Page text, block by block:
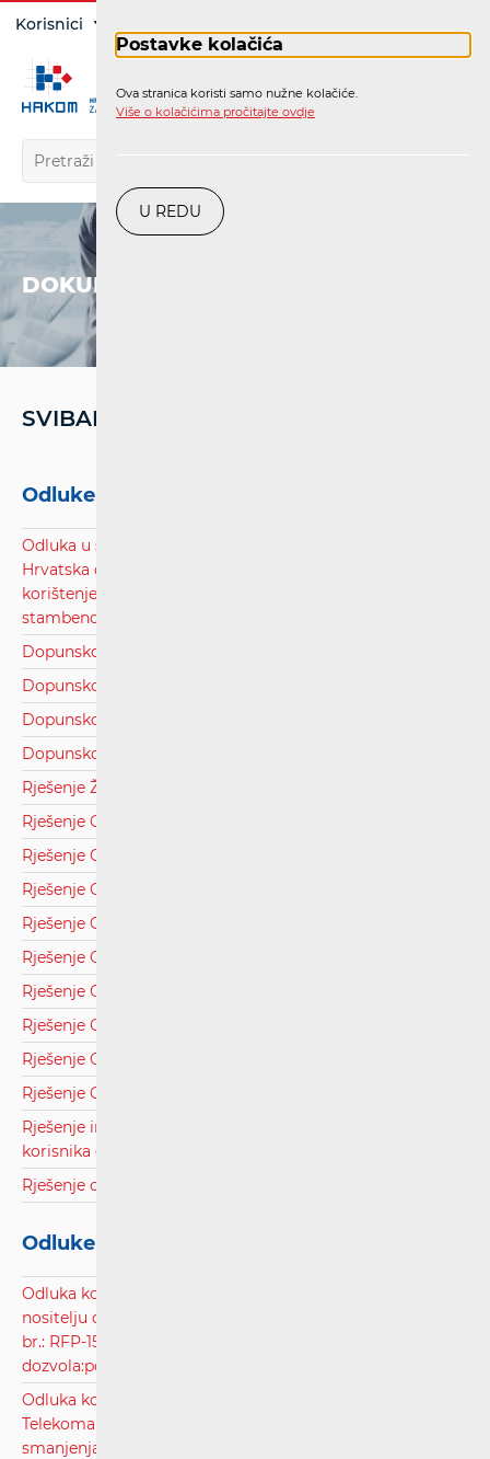
Postavke kolačića
Ova stranica koristi samo nužne kolačiće.
Više o kolačićima pročitajte ovdje
U REDU
Korisnici
DOKUMENTI
SVIBANJ '22
Odluke i rješenja
Odluka u sporu Telemach Hrvatska d.o.o. protiv A1
Hrvatska d.o.o. radi definiranja uvjeta A1 Hrvatska d.o.o. za
korištenje pristupne točke i fizičke infrastrukture unutar
stambeno-poslovnih zgrada u RH, uključujući i cijenu.pdf
Dopunsko rješenje Općina Kravarsko.pdf
Dopunsko rješenje Općina Sirač.pdf
Dopunsko rješenje Općina Sveti Križ Začretje.pdf
Dopunsko rješenje Općina Topusko.pdf
Rješenje Županijska lučka uprava Mali Lošinj.pdf
Rješenje Grad Pleternica.pdf
Rješenje Grad Požega.pdf
Rješenje Grad Rijeka.pdf
Rješenje Grad Slatina.pdf
Rješenje Općina Donji Andrijevci.pdf
Rješenje Općina Hrašćina.pdf
Rješenje Općina Krapinske Toplice.pdf
Rješenje Općina Križ.pdf
Rješenje Općina Zrinski Topolovac.pdf
Rješenje inspektora za HT d.d. oko obavještavanja
korisnika o izmjeni pretplatničkog ugovora.pdf
Rješenje o obustavi postupka inspekcijskog nadzora.pdf
Odluke - Sjednice Vijeća
Odluka kojom se trgovačkom društvu ECO NET d.o.o.,
nositelju dozvola za uporabu radiofrekvencijskog spektra
br.: RFP-15/21 i RFP-16/21, mijenja rok trajanja navedenih
dozvola:pdf
Odluka kojom se djelomično usvaja zahtjev Hrvatskog
Telekoma d.d. protiv Telemach Hrvatska d.o.o. radi
smanjenja veleprodajne cijene pristupa svjetlovodnoj